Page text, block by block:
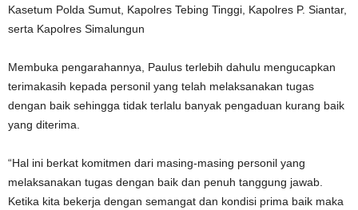
Kasetum Polda Sumut, Kapolres Tebing Tinggi, Kapolres P. Siantar,
serta Kapolres Simalungun
Membuka pengarahannya, Paulus terlebih dahulu mengucapkan
terimakasih kepada personil yang telah melaksanakan tugas
dengan baik sehingga tidak terlalu banyak pengaduan kurang baik
yang diterima.
“Hal ini berkat komitmen dari masing-masing personil yang
melaksanakan tugas dengan baik dan penuh tanggung jawab.
Ketika kita bekerja dengan semangat dan kondisi prima baik maka